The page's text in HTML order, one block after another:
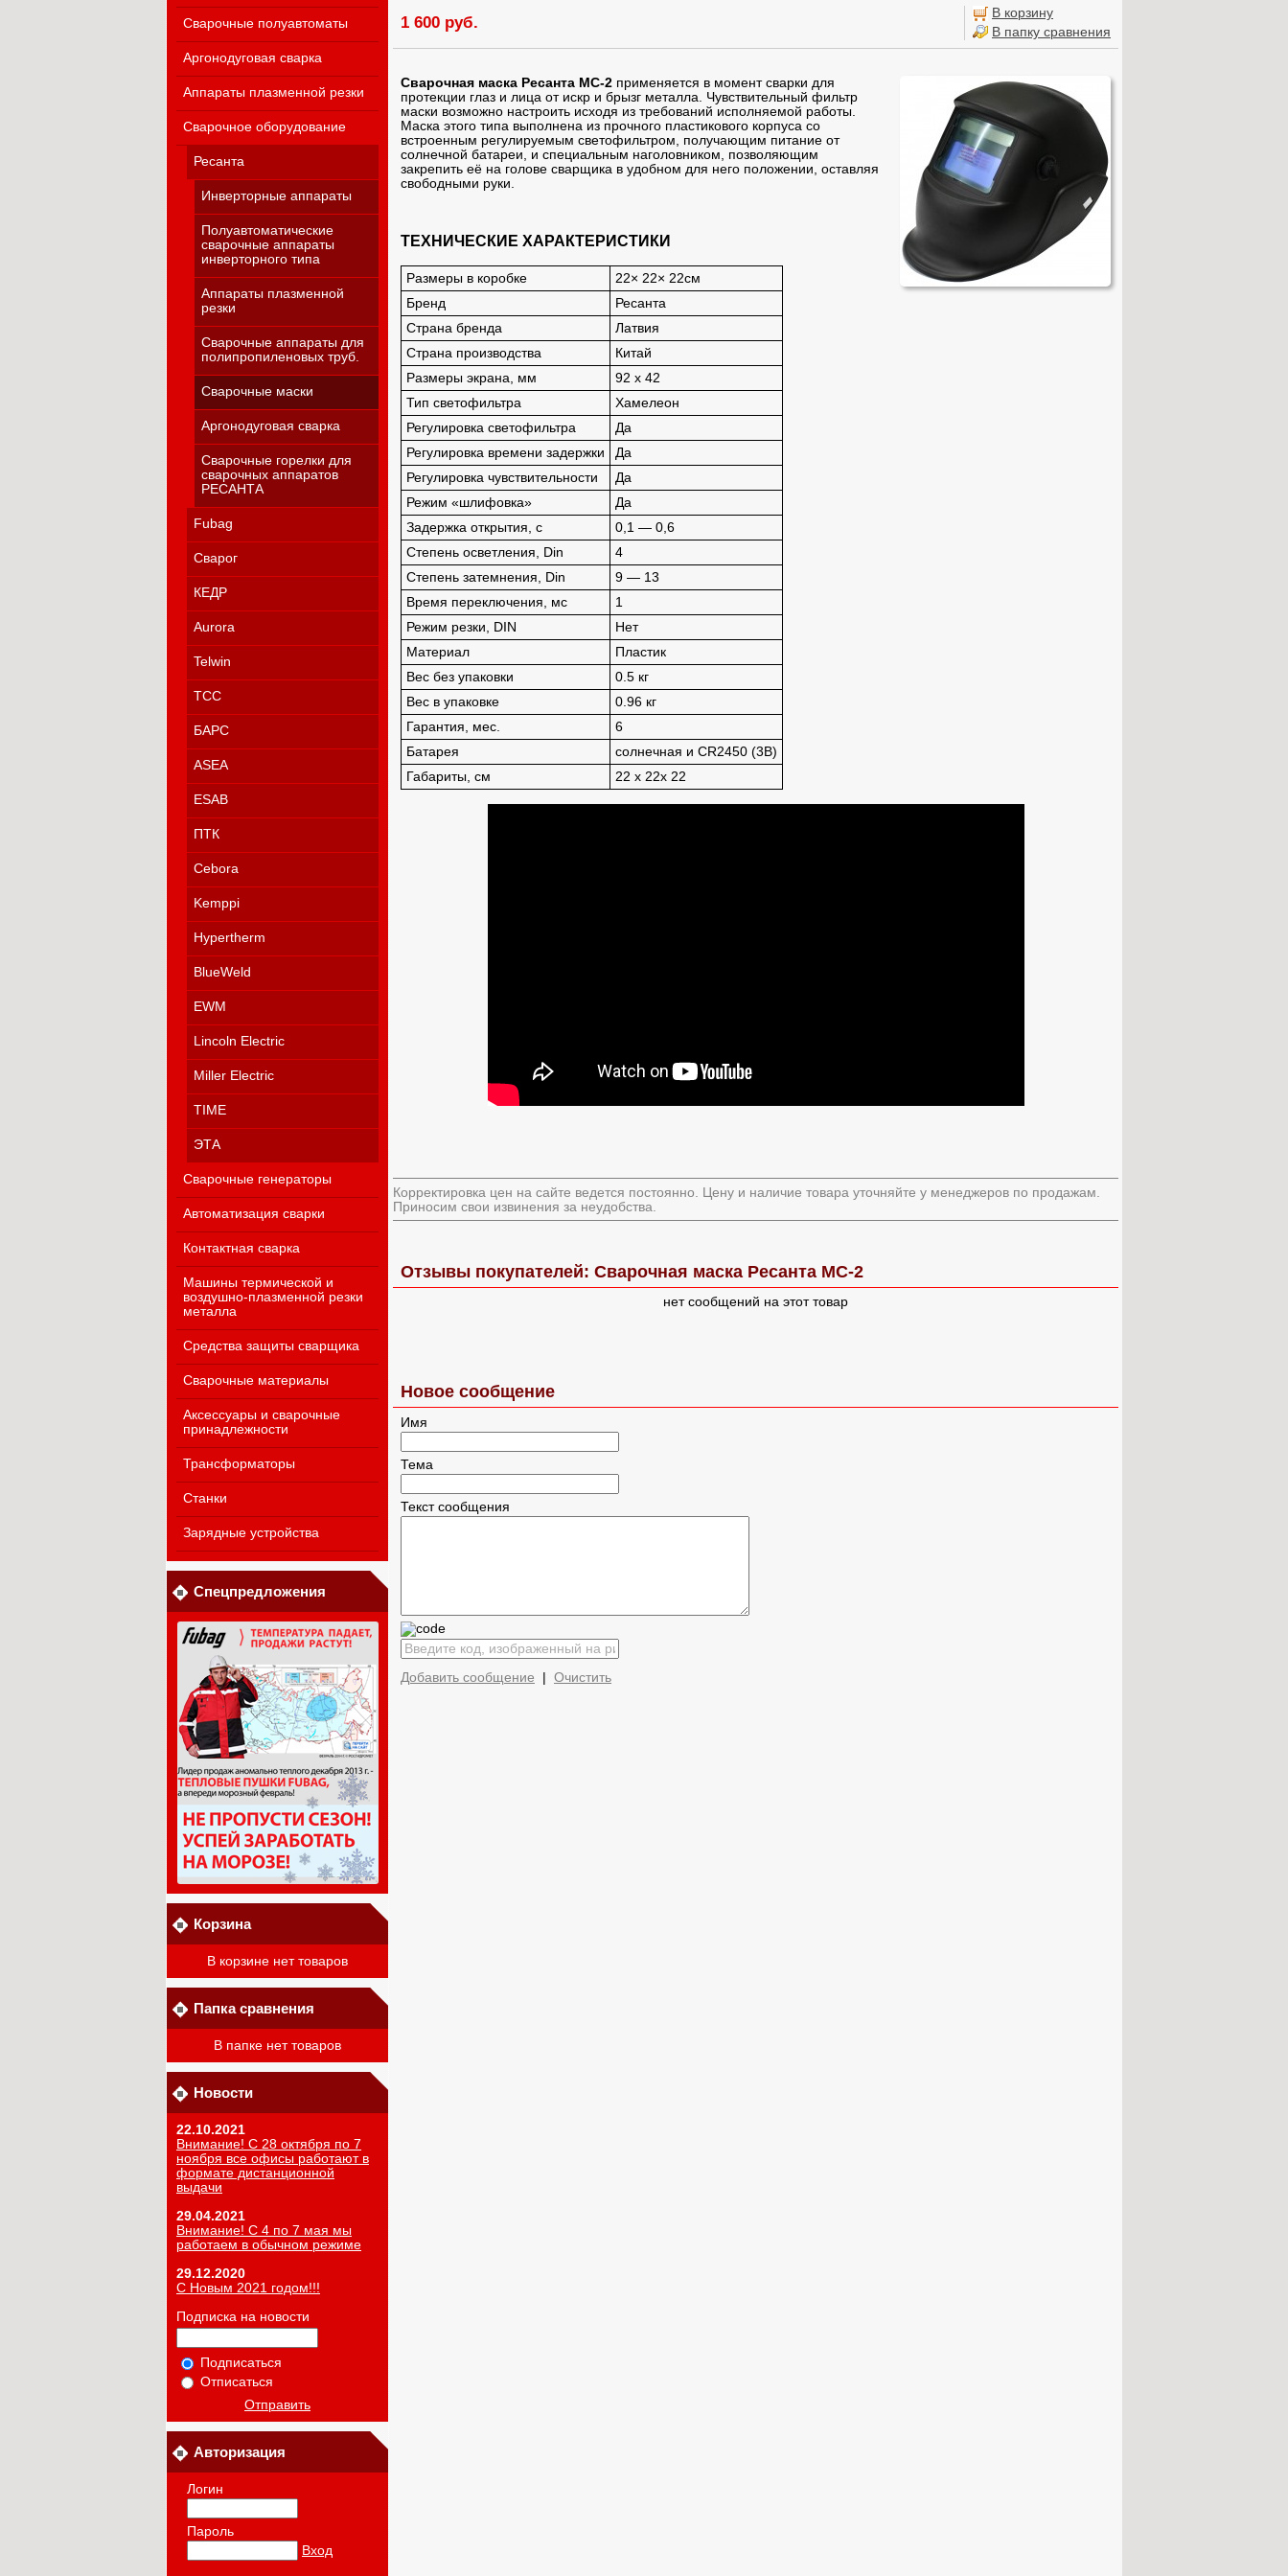
Сварочные полуавтоматы
Аргонодуговая сварка
Аппараты плазменной резки
Сварочное оборудование
Ресанта
Инверторные аппараты
Полуавтоматические
сварочные аппараты
инверторного типа
Аппараты плазменной
резки
Сварочные аппараты для
полипропиленовых труб.
Сварочные маски
Аргонодуговая сварка
Сварочные горелки для
сварочных аппаратов
РЕСАНТА
Fubag
Сварог
КЕДР
Aurora
Telwin
ТСС
БАРС
ASEA
ESAB
ПТК
Cebora
Kemppi
Hypertherm
BlueWeld
EWM
Lincoln Electric
Miller Electric
TIME
ЭТА
Сварочные генераторы
Автоматизация сварки
Контактная сварка
Машины термической и
воздушно-плазменной резки
металла
Средства защиты сварщика
Сварочные материалы
Аксессуары и сварочные
принадлежности
Трансформаторы
Станки
Зарядные устройства
Спецпредложения
Корзина
В корзине нет товаров
Папка сравнения
В папке нет товаров
Новости
22.10.2021
Внимание! С 28 октября по 7
ноября все офисы работают в
формате дистанционной
выдачи
29.04.2021
Внимание! С 4 по 7 мая мы
работаем в обычном режиме
29.12.2020
С Новым 2021 годом!!!
Подписка на новости
Подписаться
Отписаться
Отправить
Авторизация
Логин
Пароль
Вход
1 600 руб.
В корзину
В папку сравнения
Сварочная маска Ресанта МС-2 применяется в момент сварки для
протекции глаз и лица от искр и брызг металла. Чувствительный фильтр
маски возможно настроить исходя из требований исполняемой работы.
Маска этого типа выполнена из прочного пластикового корпуса со
встроенным регулируемым светофильтром, получающим питание от
солнечной батареи, и специальным наголовником, позволяющим
закрепить её на голове сварщика в удобном для него положении, оставляя
свободными руки.
ТЕХНИЧЕСКИЕ ХАРАКТЕРИСТИКИ
Размеры в коробке
22× 22× 22см
Бренд
Ресанта
Страна бренда
Латвия
Страна производства
Китай
Размеры экрана, мм
92 х 42
Тип светофильтра
Хамелеон
Регулировка светофильтра
Да
Регулировка времени задержки
Да
Регулировка чувствительности
Да
Режим «шлифовка»
Да
Задержка открытия, с
0,1 — 0,6
Степень осветления, Din
4
Степень затемнения, Din
9 — 13
Время переключения, мс
1
Режим резки, DIN
Нет
Материал
Пластик
Вес без упаковки
0.5 кг
Вес в упаковке
0.96 кг
Гарантия, мес.
6
Батарея
солнечная и CR2450 (3В)
Габариты, см
22 х 22х 22
Корректировка цен на сайте ведется постоянно. Цену и наличие товара уточняйте у менеджеров по продажам.
Приносим свои извинения за неудобства.
Отзывы покупателей: Сварочная маска Ресанта МС-2
нет сообщений на этот товар
Новое сообщение
Имя
Тема
Текст сообщения
Добавить сообщение Очистить